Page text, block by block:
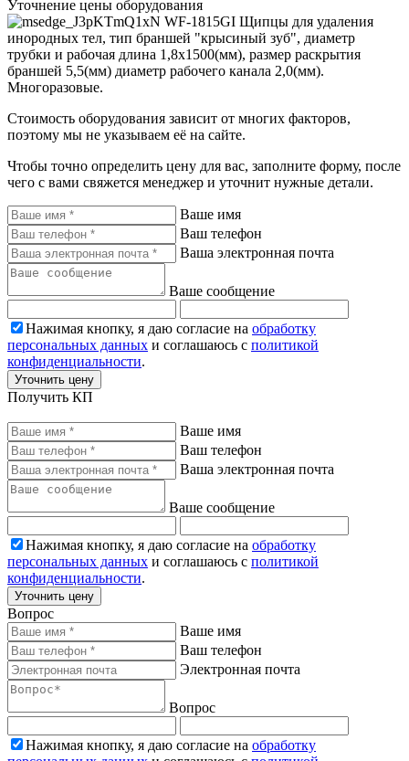
Уточнение цены оборудования
WF-1815GI Щипцы для удаления
инородных тел, тип браншей "крысиный зуб", диаметр
трубки и рабочая длина 1,8х1500(мм), размер раскрытия
браншей 5,5(мм) диаметр рабочего канала 2,0(мм).
Многоразовые.
Стоимость оборудования зависит от многих факторов,
поэтому мы не указываем её на сайте.
Чтобы точно определить цену для вас, заполните форму, после
чего с вами свяжется менеджер и уточнит нужные детали.
Ваше имя
Ваш телефон
Ваша электронная почта
Ваше сообщение
Нажимая кнопку, я даю согласие на обработку
персональных данных и соглашаюсь с политикой
конфиденциальности.
Уточнить цену
Получить КП
Ваше имя
Ваш телефон
Ваша электронная почта
Ваше сообщение
Нажимая кнопку, я даю согласие на обработку
персональных данных и соглашаюсь с политикой
конфиденциальности.
Уточнить цену
Вопрос
Ваше имя
Ваш телефон
Электронная почта
Вопрос
Нажимая кнопку, я даю согласие на обработку